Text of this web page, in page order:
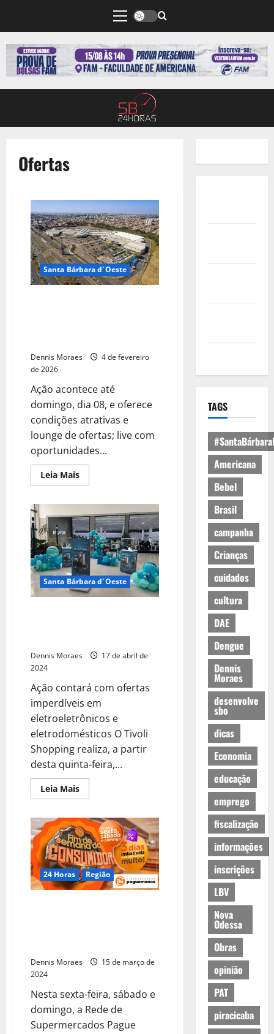
Ofertas
Santa Bárbara d´Oeste
Dennis Moraes
4 de fevereiro
de 2026
Ação acontece até
domingo, dia 08, e oferece
condições atrativas e
lounge de ofertas; live com
oportunidades...
Leia Mais
Santa Bárbara d´Oeste
Dennis Moraes
17 de abril de
2024
Ação contará com ofertas
imperdíveis em
eletroeletrônicos e
eletrodomésticos O Tivoli
Shopping realiza, a partir
desta quinta-feira,...
Leia Mais
24 Horas Região
Dennis Moraes
15 de março de
2024
Nesta sexta-feira, sábado e
domingo, a Rede de
Supermercados Pague
TAGS
Americana
Bebel
Brasil
campanha
Crianças
cuidados
cultura
DAE
Dengue
Dennis
Moraes
desenvolve
sbo
dicas
Economia
educação
emprego
fiscalização
informações
inscrições
LBV
Nova
Odessa
Obras
opinião
PAT
piracicaba